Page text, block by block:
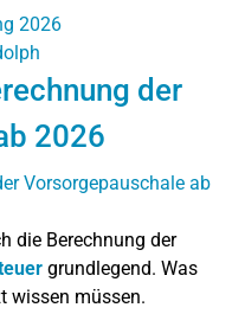
2026
der
2026
die Berechnung der
grundlegend. Was
wissen müssen.